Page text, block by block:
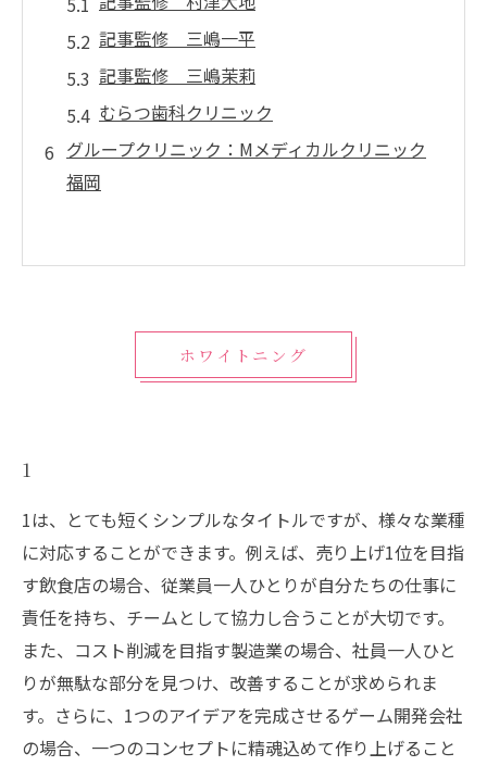
記事監修 三嶋一平
記事監修 三嶋茉莉
むらつ歯科クリニック
グループクリニック：Mメディカルクリニック
福岡
ホワイトニング
1
1は、とても短くシンプルなタイトルですが、様々な業種
に対応することができます。例えば、売り上げ1位を目指
す飲食店の場合、従業員一人ひとりが自分たちの仕事に
責任を持ち、チームとして協力し合うことが大切です。
また、コスト削減を目指す製造業の場合、社員一人ひと
りが無駄な部分を見つけ、改善することが求められま
す。さらに、1つのアイデアを完成させるゲーム開発会社
の場合、一つのコンセプトに精魂込めて作り上げること